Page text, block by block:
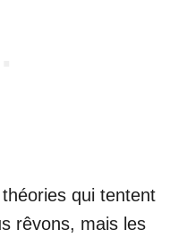
qui tentent
rêvons, mais les